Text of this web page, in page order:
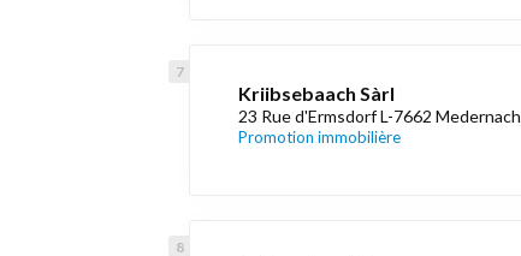
Kriibsebaach Sàrl
23 Rue d'Ermsdorf L-7662 Medernach
Promotion immobilière